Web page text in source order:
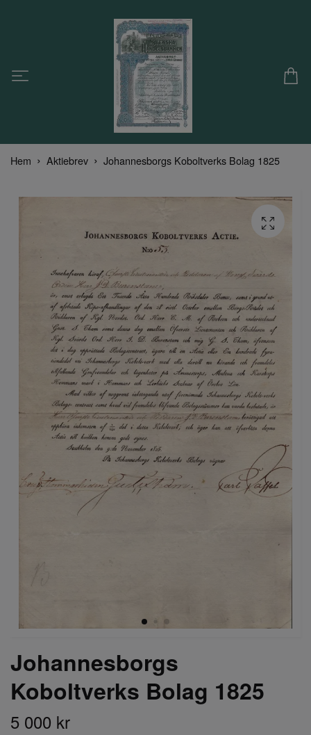
Hem Aktiebrev Johannesborgs Koboltverks Bolag 1825
Johannesborgs
Koboltverks Bolag 1825
5 000 kr